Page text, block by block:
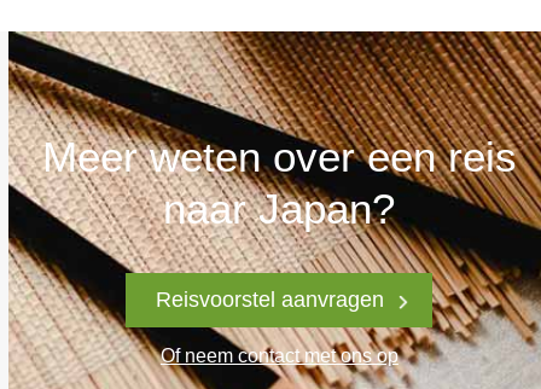
Meer weten over een reis
naar Japan?
Reisvoorstel aanvragen
Of neem contact met ons op